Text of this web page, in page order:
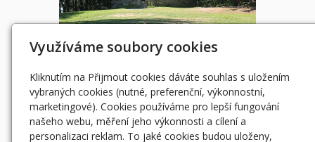
Využíváme soubory cookies
Kliknutím na Přijmout cookies dáváte souhlas s uložením
vybraných cookies (nutné, preferenční, výkonnostní,
marketingové). Cookies používáme pro lepší fungování
našeho webu, měření jeho výkonnosti a cílení a
personalizaci reklam. To jaké cookies budou uloženy,